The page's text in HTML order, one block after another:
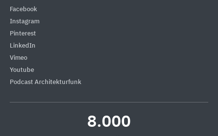
Facebook
Instagram
Pinterest
LinkedIn
Vimeo
Youtube
Podcast Architekturfunk
8.000